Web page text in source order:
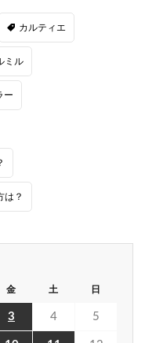
カルティエ
ミル
ー
は？
金 土 日
3 4 5